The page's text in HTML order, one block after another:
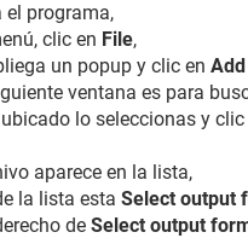
el programa,
clic en File,
un popup y clic en
ventana es para
lo seleccionas y
aparece en la lista,
la lista esta Select output
de Select output